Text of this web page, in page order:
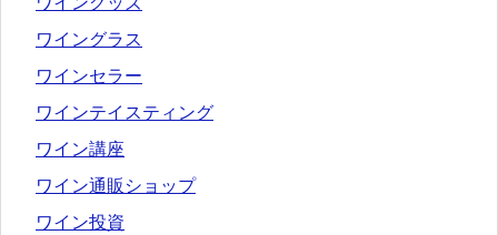
ワイングラス
ワインセラー
ワインテイスティング
ワイン講座
ワイン通販ショップ
ワイン投資